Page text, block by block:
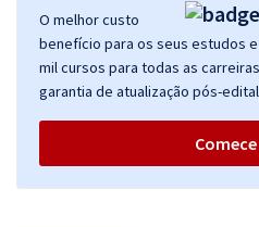
O melhor custo
benefício para os seus estudos
mil cursos para todas as
garantia de atualização pós-